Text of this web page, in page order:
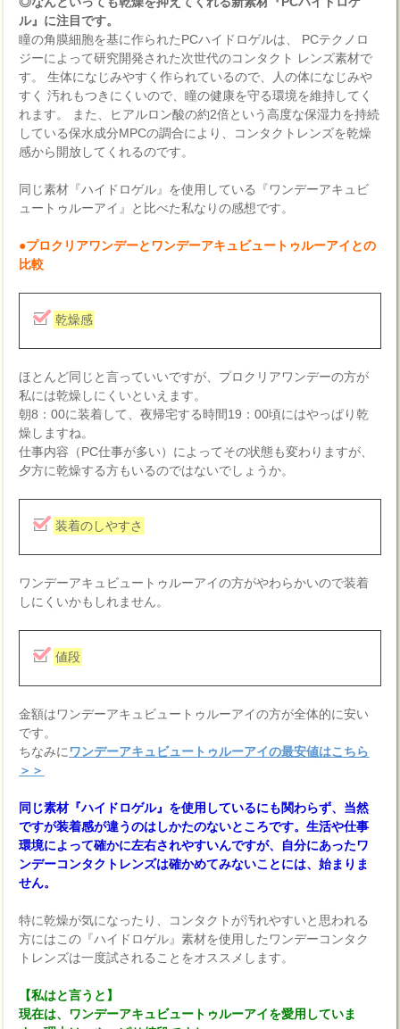
ル』に注目です。
瞳の角膜細胞を基に作られたPCハイドロゲルは、 PCテクノロ
ジーによって研究開発された次世代のコンタクト レンズ素材で
す。 生体になじみやすく作られているので、人の体になじみや
すく 汚れもつきにくいので、瞳の健康を守る環境を維持してく
れます。 また、ヒアルロン酸の約2倍という高度な保湿力を持続
している保水成分MPCの調合により、コンタクトレンズを乾燥
感から開放してくれるのです。
同じ素材『ハイドロゲル』を使用している『ワンデーアキュビ
ュートゥルーアイ』と比べた私なりの感想です。
●プロクリアワンデーとワンデーアキュビュートゥルーアイとの
比較
乾燥感
ほとんど同じと言っていいですが、プロクリアワンデーの方が
私には乾燥しにくいといえます。
朝8：00に装着して、夜帰宅する時間19：00頃にはやっぱり乾
燥しますね。
仕事内容（PC仕事が多い）によってその状態も変わりますが、
夕方に乾燥する方もいるのではないでしょうか。
装着のしやすさ
ワンデーアキュビュートゥルーアイの方がやわらかいので装着
しにくいかもしれません。
値段
金額はワンデーアキュビュートゥルーアイの方が全体的に安い
です。
ちなみに ワンデーアキュビュートゥルーアイの最安値はこちら
＞＞
同じ素材『ハイドロゲル』を使用しているにも関わらず、当然
ですが装着感が違うのはしかたのないところです。生活や仕事
環境によって確かに左右されやすいんですが、自分にあったワ
ンデーコンタクトレンズは確かめてみないことには、始まりま
せん。
特に乾燥が気になったり、コンタクトが汚れやすいと思われる
方にはこの『ハイドロゲル』素材を使用したワンデーコンタク
トレンズは一度試されることをオススメします。
【私はと言うと】
現在は、ワンデーアキュビュートゥルーアイを愛用していま